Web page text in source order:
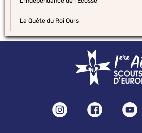
La Quête du Roi Ours